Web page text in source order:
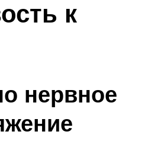
к
нервное